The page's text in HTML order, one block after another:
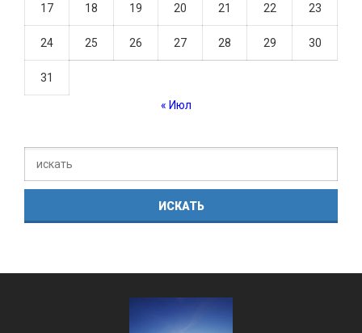
17 18 19 20 21 22 23
24 25 26 27 28 29 30
31
« Июл